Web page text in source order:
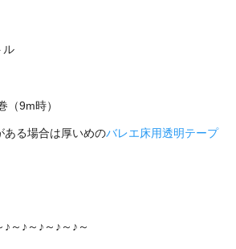
ル
（9m時）
る場合は厚いめのバレエ床用透明テープ
♪～♪～♪～♪～♪～